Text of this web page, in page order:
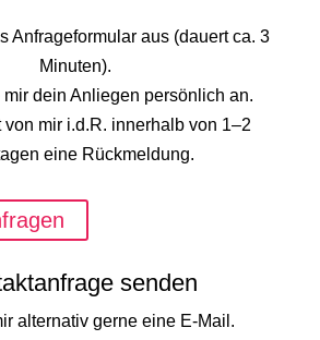
Anfrageformular aus (dauert ca. 3
Minuten).
mir dein Anliegen persönlich an.
von mir i.d.R. innerhalb von 1–2
eine Rückmeldung.
senden
alternativ gerne eine E-Mail.